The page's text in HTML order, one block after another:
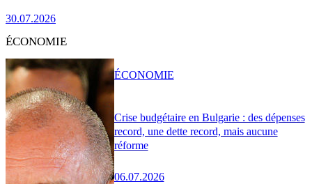
30.07.2026
ÉCONOMIE
Crise budgétaire en Bulgarie : des dépenses
record, une dette record, mais aucune
réforme
06.07.2026
ÉCONOMIE